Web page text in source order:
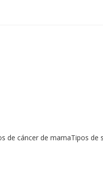
de cáncer de mamaTipos